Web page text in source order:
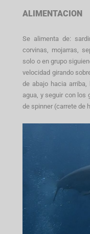
ALIMENTACION
Se alimenta de:
corvinas, mojarras,
solo o en grupo
velocidad girando
de abajo hacia
agua, y seguir con los
de spinner (carrete de